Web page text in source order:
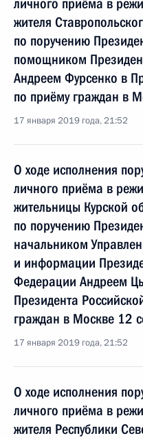
личного приёма в
жителя
по поручению
помощником
Андреем Фурсенко в
по приёму граждан в
17 января 2019 года, 21:52
О ходе исполнения
личного приёма в
жительницы Курской
по поручению
начальником
и информации
Федерации Андреем
Президента
граждан в Москве 12
17 января 2019 года, 21:52
О ходе исполнения
личного приёма в
жителя Республики